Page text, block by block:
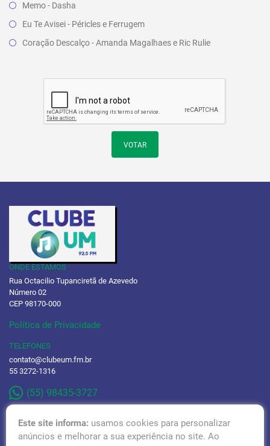
Memo - Dasha
Eu Te Avisei - Péricles e Ferrugem
Coração Descalço - Amanda Magalhaes e Ric Rulie
VOTAR
ONDE ESTAMOS
Rua Octacilio Tupanciretã de Azevedo
Número 02
CEP 98170-000
Política de Privacidade
TELEFONES
contato@clubeum.fm.br
55 3272-1316
(55) 98435-3727
Este site informa: usamos cookies para personalizar
anúncios e melhorar a sua experiência no site. Ao